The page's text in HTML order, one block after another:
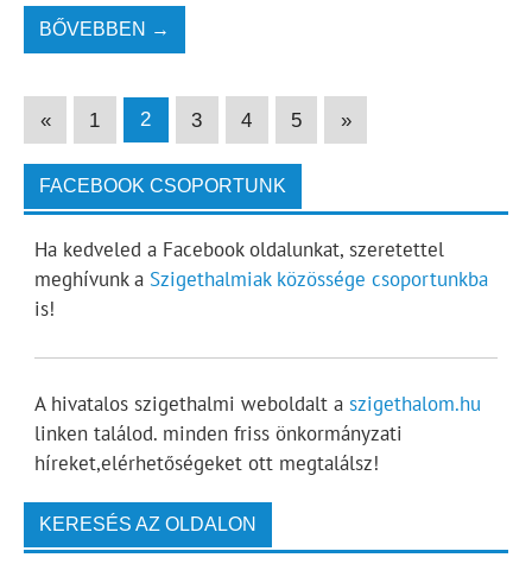
BŐVEBBEN →
« 1 2 3 4 5 »
FACEBOOK CSOPORTUNK
Ha kedveled a Facebook oldalunkat, szeretettel
meghívunk a Szigethalmiak közössége csoportunkba
is!
A hivatalos szigethalmi weboldalt a szigethalom.hu
linken találod. minden friss önkormányzati
híreket,elérhetőségeket ott megtalálsz!
KERESÉS AZ OLDALON